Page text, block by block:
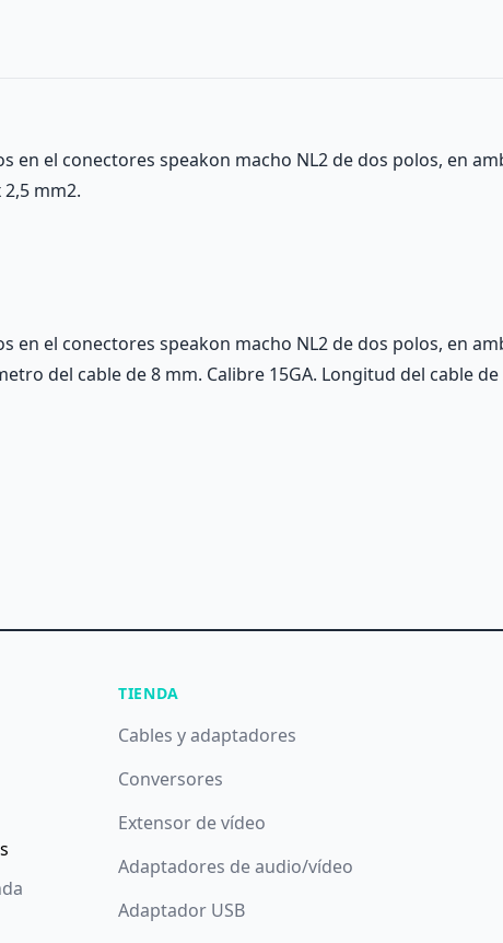
en el conectores speakon macho NL2 de dos polos, en
mm2.
en el conectores speakon macho NL2 de dos polos, en
del cable de 8 mm. Calibre 15GA. Longitud del cable de
TIENDA
Cables y adaptadores
Conversores
Extensor de vídeo
Adaptadores de audio/vídeo
Adaptador USB